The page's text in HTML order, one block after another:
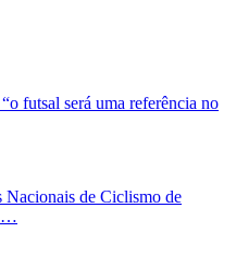
futsal será uma referência no
Nacionais de Ciclismo de